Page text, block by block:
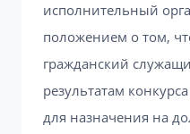
исполнительный
положением о том,
гражданский
результатам
для назначения на